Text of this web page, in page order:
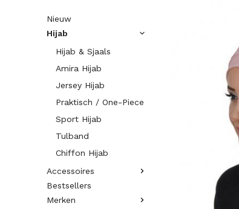
Nieuw
Hijab
Hijab & Sjaals
Amira Hijab
Jersey Hijab
Praktisch / One-Piece
Sport Hijab
Tulband
Chiffon Hijab
Accessoires
Bestsellers
Merken